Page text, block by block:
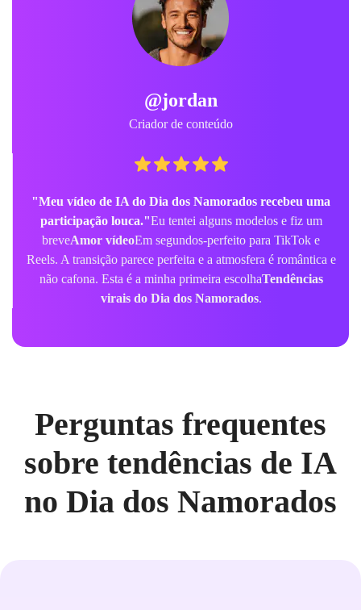
@jordan
Criador de conteúdo
"Meu vídeo de IA do Dia dos Namorados recebeu uma
participação louca."Eu tentei alguns modelos e fiz um
breveAmor vídeoEm segundos-perfeito para TikTok e
Reels. A transição parece perfeita e a atmosfera é romântica e
não cafona. Esta é a minha primeira escolhaTendências
virais do Dia dos Namorados.
Perguntas frequentes
sobre tendências de IA
no Dia dos Namorados